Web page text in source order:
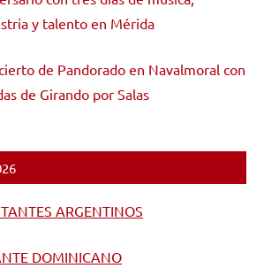
y talento en Mérida
de Pandorado en Navalmoral con
de Girando por Salas
ARGENTINOS
DOMINICANO